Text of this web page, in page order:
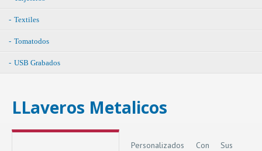
Textiles
Tomatodos
USB Grabados
LLaveros Metalicos
Personalizados Con Sus